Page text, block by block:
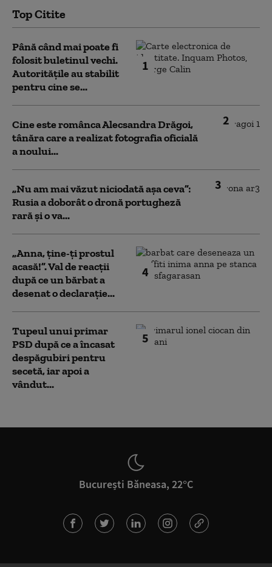
Top Citite
1
Până când mai poate fi
folosit buletinul vechi.
Autoritățile au stabilit
pentru cine se...
2
Cine este românca Alecsandra Drăgoi,
tânăra care a realizat fotografia oficială
a noului...
3
„Nu am mai văzut niciodată așa ceva”:
Rusia a doborât o dronă portugheză
rară și o va...
4
„Anna, ţine-ţi prostul
acasă!”. Val de reacții
după ce un bărbat a
desenat o declarație...
5
Tupeul unui primar
PSD după ce a încasat
despăgubiri pentru
secetă, iar apoi a
vândut...
București Băneasa, 22°C